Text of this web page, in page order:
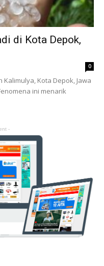
di Kota Depok,
0
Kalimulya, Kota Depok, Jawa
ini menarik
-